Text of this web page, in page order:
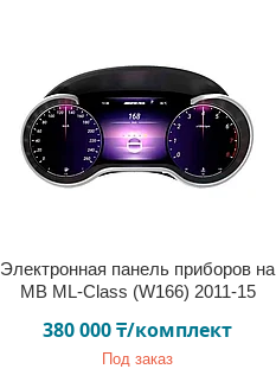
Электронная панель приборов на
MB ML-Class (W166) 2011-15
380 000 ₸/комплект
Под заказ